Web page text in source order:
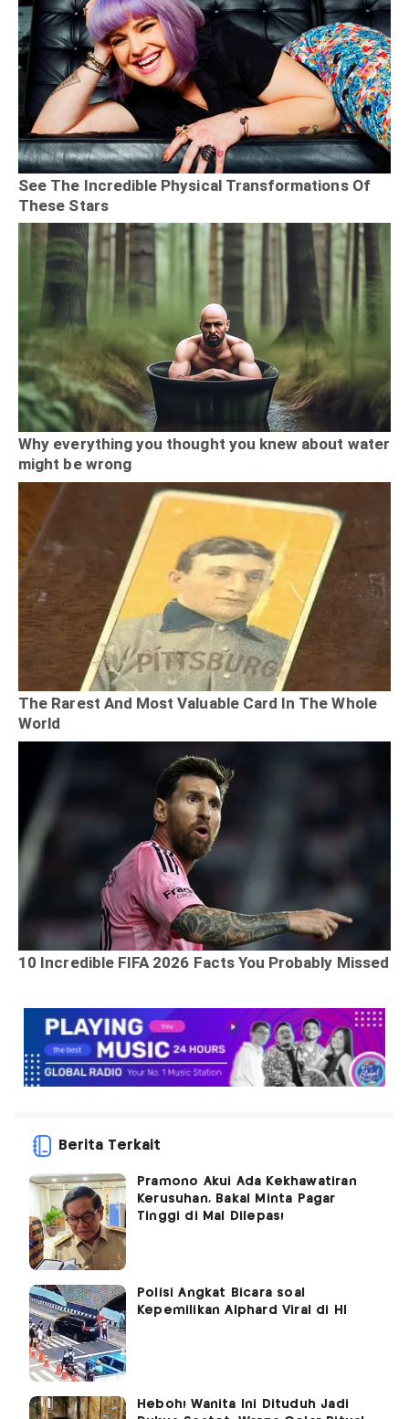
Berita Terkait
Pramono Akui Ada Kekhawatiran
Kerusuhan, Bakal Minta Pagar
Tinggi di Mal Dilepas!
Polisi Angkat Bicara soal
Kepemilikan Alphard Viral di HI
Heboh! Wanita Ini Dituduh Jadi